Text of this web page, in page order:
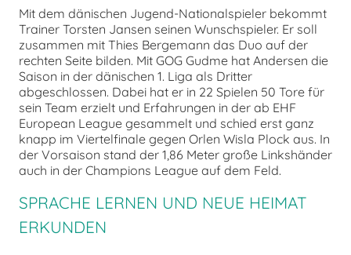
Mit dem dänischen Jugend-Nationalspieler bekommt
Trainer Torsten Jansen seinen Wunschspieler. Er soll
zusammen mit Thies Bergemann das Duo auf der
rechten Seite bilden. Mit GOG Gudme hat Andersen die
Saison in der dänischen 1. Liga als Dritter
abgeschlossen. Dabei hat er in 22 Spielen 50 Tore für
sein Team erzielt und Erfahrungen in der ab EHF
European League gesammelt und schied erst ganz
knapp im Viertelfinale gegen Orlen Wisla Plock aus. In
der Vorsaison stand der 1,86 Meter große Linkshänder
auch in der Champions League auf dem Feld.
SPRACHE LERNEN UND NEUE HEIMAT
ERKUNDEN